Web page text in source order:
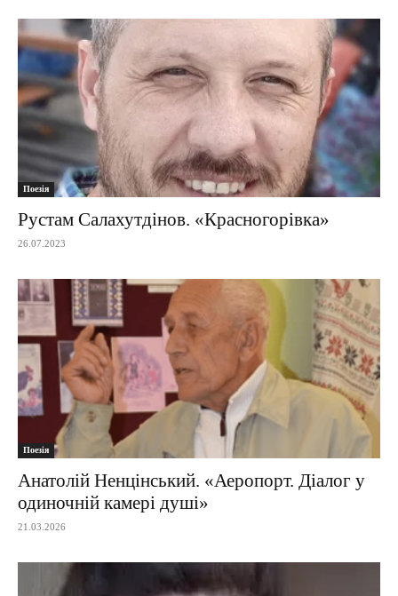
Поезія
Рустам Салахутдінов. «Красногорівка»
26.07.2023
Поезія
Анатолій Ненцінський. «Аеропорт. Діалог у
одиночній камері душі»
21.03.2026